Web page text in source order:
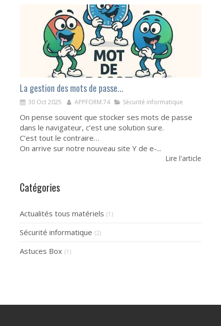
La gestion des mots de passe...
30 Oct 2025 APPFORM.74 Sécurité informatique
On pense souvent que stocker ses mots de passe
dans le navigateur, c’est une solution sure.
C’est tout le contraire…
On arrive sur notre nouveau site Y de e-...
Lire l'article
Catégories
Actualités tous matériels (1)
Sécurité informatique (2)
Astuces Box (1)